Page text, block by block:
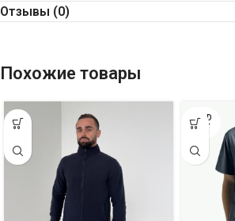
Отзывы (0)
Похожие товары
SOLD
OUT